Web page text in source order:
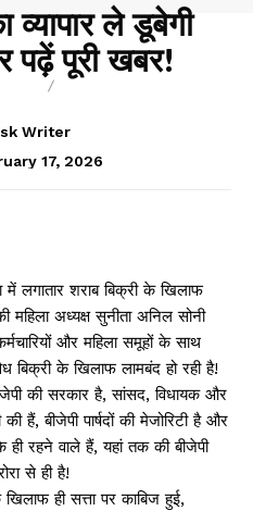
व्यापार ले डूबेगी
पढ़ें पूरी खबर!
Writer
17, 2026
लगातार शराब बिक्री के खिलाफ
महिला अध्यक्ष सुनीता अनिल सोनी
और महिला समूहों के साथ
बिक्री के खिलाफ लामबंद हो रही है!
की सरकार है, सांसद, विधायक और
हैं, बीजेपी पार्षदों की मेजोरिटी है और
ही रहने वाले हैं, यहां तक की बीजेपी
से ही है!
ही सत्ता पर काबिज हुई,